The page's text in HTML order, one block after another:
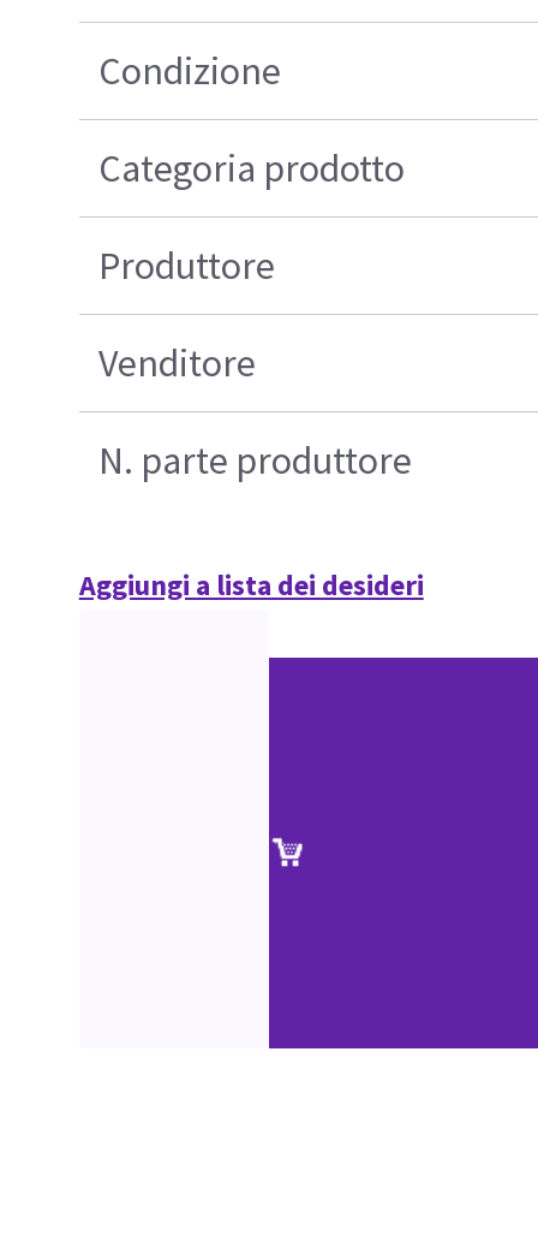
Condizione
Categoria prodotto
Produttore
Venditore
N. parte produttore
Aggiungi a lista dei desideri